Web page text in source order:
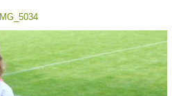
IMG_5034